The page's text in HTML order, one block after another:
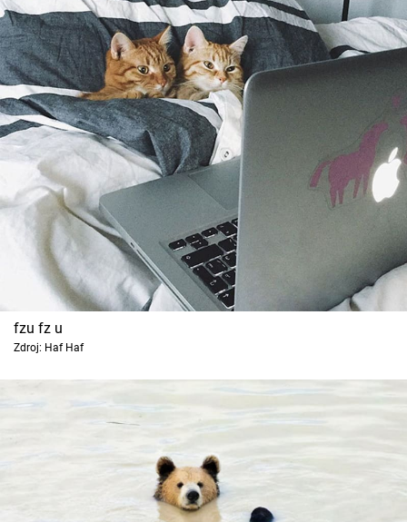
fzu fz u
Zdroj: Haf Haf